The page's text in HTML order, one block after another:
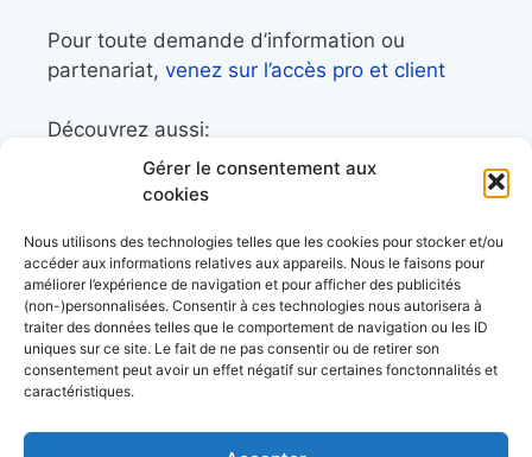
Gérer le consentement aux
cookies
Nous utilisons des technologies telles que les cookies pour stocker et/ou
accéder aux informations relatives aux appareils. Nous le faisons pour
améliorer l’expérience de navigation et pour afficher des publicités
(non-)personnalisées. Consentir à ces technologies nous autorisera à
traiter des données telles que le comportement de navigation ou les ID
uniques sur ce site. Le fait de ne pas consentir ou de retirer son
consentement peut avoir un effet négatif sur certaines fonctonnalités et
caractéristiques.
Pour toute demande d’information ou
partenariat, venez sur l’accès pro et client
Découvrez aussi:
Côtes&Mers, le magazine du littoral et sa
Mers&Montagnes, Equipement outdoor pour
le trek et le raid nautique
BoatingAds, le site d’annonces bateaux
européen